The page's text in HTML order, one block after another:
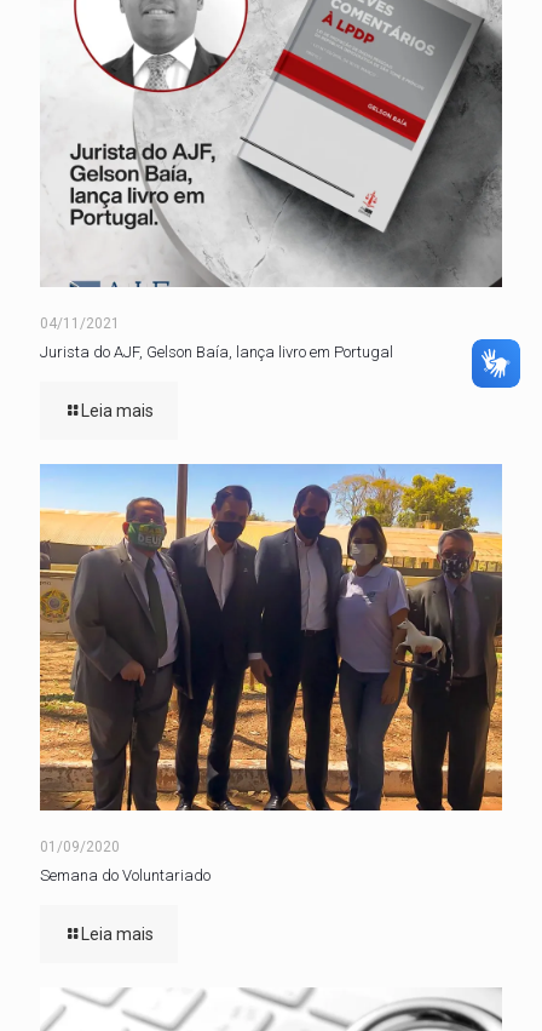
04/11/2021
Jurista do AJF, Gelson Baía, lança livro em Portugal
Leia mais
01/09/2020
Semana do Voluntariado
Leia mais